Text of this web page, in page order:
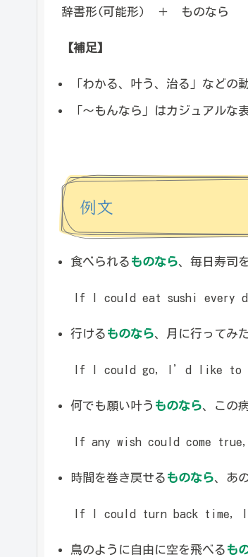
辞書形(可能形) ＋ ものなら
【補足】
「わかる、叶う、治る」などの
「～もんなら」はカジュアルな
例文
食べられる ものなら、毎日寿司
If I could eat sushi every
行ける ものなら、月に行ってみた
If I could go, I’d like to
何でも願い叶う ものなら、この
If any wish could come
時間を巻き戻せる ものなら、あ
If I could turn back time,
鳥のように自由に空を飛べる も